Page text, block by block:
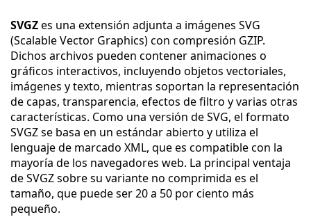
SVGZes una extensión adjunta a imágenes SVG
(Scalable Vector Graphics) con compresión GZIP.
Dichos archivos pueden contener animaciones o
gráficos interactivos, incluyendo objetos vectoriales,
imágenes y texto, mientras soportan la representación
de capas, transparencia, efectos de filtro y varias otras
características. Como una versión de SVG, el formato
SVGZ se basa en un estándar abierto y utiliza el
lenguaje de marcado XML, que es compatible con la
mayoría de los navegadores web. La principal ventaja
de SVGZ sobre su variante no comprimida es el
tamaño, que puede ser 20 a 50 por ciento más
pequeño.